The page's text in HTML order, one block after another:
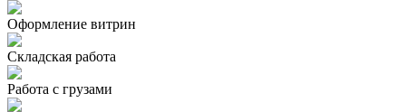
Оформление витрин
Складская работа
Работа с грузами